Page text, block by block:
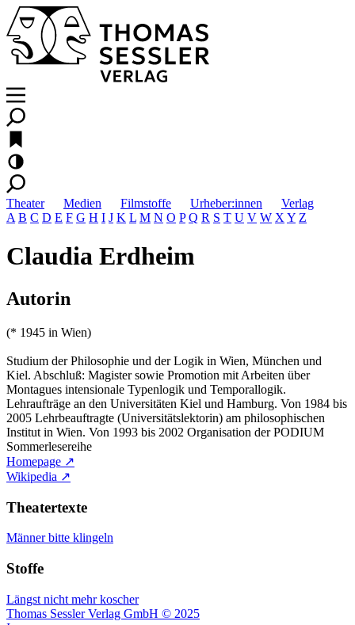
Theater Medien Filmstoffe Urheber:innen
Verlag
A B C D E F G H I J K L M N O P Q R S T U V W X Y Z
Claudia Erdheim
Autorin
(* 1945 in Wien)
Studium der Philosophie und der Logik in Wien, München und
Kiel. Abschluß: Magister sowie Promotion mit Arbeiten über
Montagues intensionale Typenlogik und Temporallogik.
Lehraufträge an den Universitäten Kiel und Hamburg. Von 1984 bis
2005 Lehrbeauftragte (Universitätslektorin) am philosophischen
Institut in Wien. Von 1993 bis 2002 Organisation der PODIUM
Sommerlesereihe
Homepage ↗
Wikipedia ↗
Theatertexte
Männer bitte klingeln
Stoffe
Längst nicht mehr koscher
Thomas Sessler Verlag GmbH © 2025